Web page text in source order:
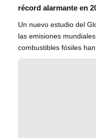
récord alarmante en
Un nuevo estudio del
las emisiones
combustibles fósiles han